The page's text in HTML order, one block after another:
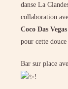
danse La
collaboration
Coco Das Vegas
pour cette
Bar sur place
!